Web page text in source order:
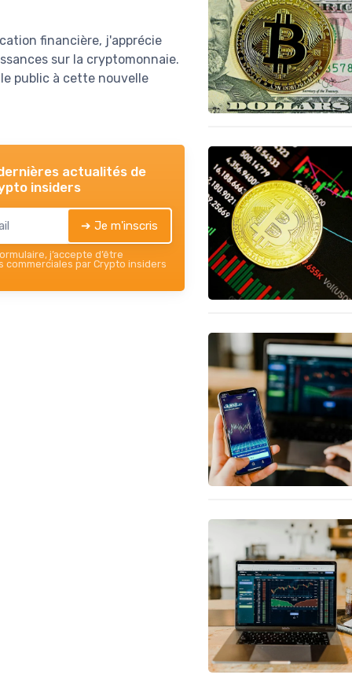
financière, j'apprécie
sur la cryptomonnaie.
public à cette nouvelle
actualités de
insiders
➔ Je m'inscris
j’accepte d’être
commerciales par Crypto insiders